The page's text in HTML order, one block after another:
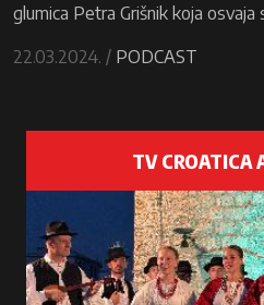
glumica Petra Grišnik koja osvaja
22.03.2024. / PODCAST
TV CROATICA